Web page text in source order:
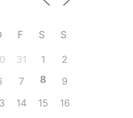
F S S
31 1
2
7 8
9
14 15
16